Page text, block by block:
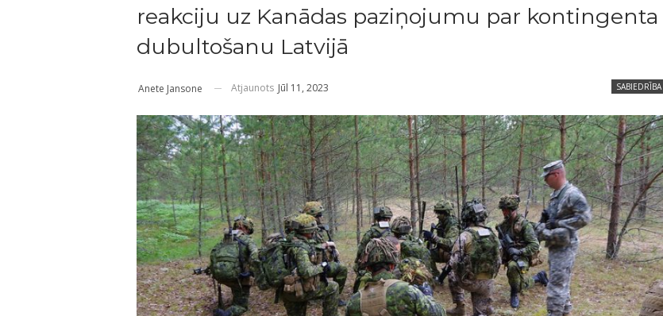
reakciju uz Kanādas paziņojumu par kontingenta
dubultošanu Latvijā
SABIEDRĪBA
Anete Jansone Atjaunots Jūl 11, 2023